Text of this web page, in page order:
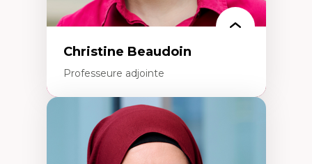
Christine Beaudoin
Professeure adjointe
Expertises
Méthodes de recherche
Acteurs plus qu'humains
Approches socio-écologiques